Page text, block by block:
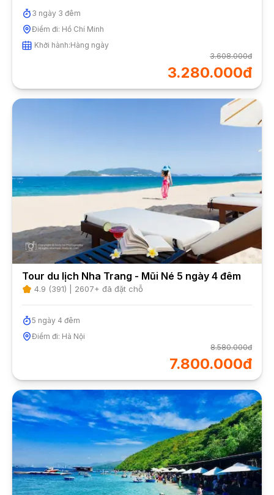
3 ngày 3 đêm
Điểm đi: Hồ Chí Minh
Khởi hành:Hàng ngày
3.608.000đ
3.280.000đ
Tour du lịch Nha Trang - Mũi Né 5 ngày 4 đêm
4.9 (391) | 2607+ đã đặt chỗ
5 ngày 4 đêm
Điểm đi: Hà Nội
8.580.000đ
7.800.000đ